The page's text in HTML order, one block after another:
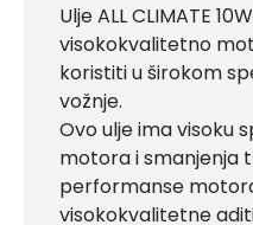
Ulje ALL CLIMATE
visokokvalitetno
koristiti u širokom
vožnje.
Ovo ulje ima visoku
motora i smanjenja
performanse
visokokvalitetne